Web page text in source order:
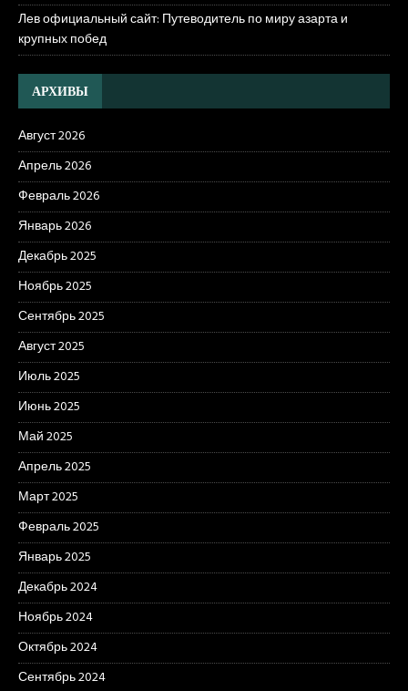
Лев официальный сайт: Путеводитель по миру азарта и
крупных побед
АРХИВЫ
Август 2026
Апрель 2026
Февраль 2026
Январь 2026
Декабрь 2025
Ноябрь 2025
Сентябрь 2025
Август 2025
Июль 2025
Июнь 2025
Май 2025
Апрель 2025
Март 2025
Февраль 2025
Январь 2025
Декабрь 2024
Ноябрь 2024
Октябрь 2024
Сентябрь 2024